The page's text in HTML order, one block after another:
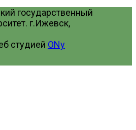
государственный
г.Ижевск,
студией ONy